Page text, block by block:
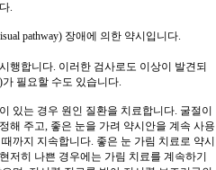
.
pathway) 장애에 의한 약시입니다.
행합니다. 이러한 검사로도 이상이 발견되
필요할 수도 있습니다.
있는 경우 원인 질환을 치료합니다. 굴절이
해 주고, 좋은 눈을 가려 약시안을 계속 사용
까지 지속합니다. 좋은 눈 가림 치료로 약시
저히 나쁜 경우에는 가림 치료를 계속하기